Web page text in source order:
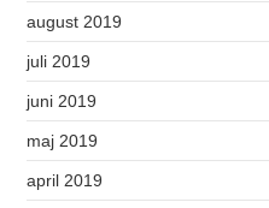
august 2019
juli 2019
juni 2019
maj 2019
april 2019